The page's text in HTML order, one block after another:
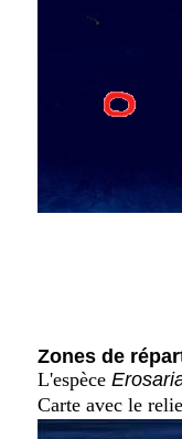
Zones de
L'espèce
Carte avec le